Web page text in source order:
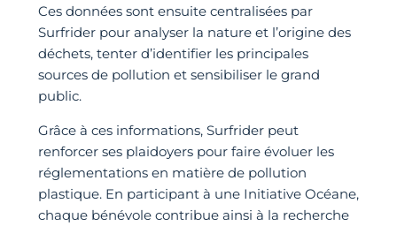
Ces données sont ensuite centralisées par
Surfrider pour analyser la nature et l’origine des
déchets, tenter d’identifier les principales
sources de pollution et sensibiliser le grand
public.
Grâce à ces informations, Surfrider peut
renforcer ses plaidoyers pour faire évoluer les
réglementations en matière de pollution
plastique. En participant à une Initiative Océane,
chaque bénévole contribue ainsi à la recherche